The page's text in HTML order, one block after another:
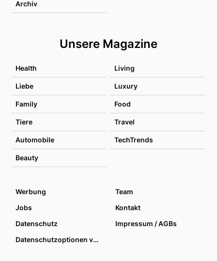
Archiv
Unsere Magazine
Health Living
Liebe Luxury
Family Food
Tiere Travel
Automobile TechTrends
Beauty
Werbung
Team
Jobs
Kontakt
Datenschutz
Impressum / AGBs
Datenschutzoptionen verwalten